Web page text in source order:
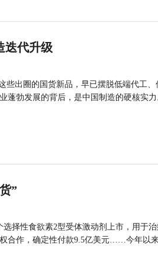
迭代升级
些出圈的国货新品，早已摆脱低端代工
蓬勃发展的背后，是中国制造的硬核实力
”
择性食欲素2型受体激动剂上市，用于
合作，确定性付款9.5亿美元……今年以来